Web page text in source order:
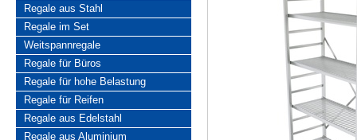
Regale aus Stahl
Regale im Set
Weitspannregale
Regale für Büros
Regale für hohe Belastung
Regale für Reifen
Regale aus Edelstahl
Regale aus Aluminium